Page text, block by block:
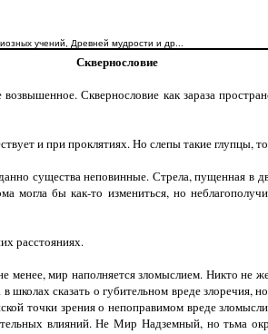
учений, Древней мудрости и др...
Сквернословие
Сквернословие как зараза
и при проклятиях. Но слепы такие глупцы,
существа неповинные. Стрела, пущенная
могла бы как-то измениться, но
расстояниях.
мир наполняется зломыслием. Никто не
школах сказать о губительном вреде
точки зрения о непоправимом вреде
влияний. Не Мир Надземный, но тьма